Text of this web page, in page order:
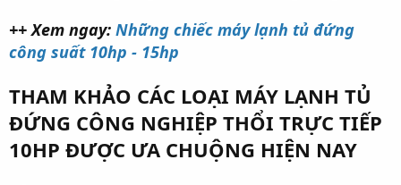
++ Xem ngay: Những chiếc máy lạnh tủ đứng
công suất 10hp - 15hp
THAM KHẢO CÁC LOẠI MÁY LẠNH TỦ
ĐỨNG CÔNG NGHIỆP THỔI TRỰC TIẾP
10HP ĐƯỢC ƯA CHUỘNG HIỆN NAY